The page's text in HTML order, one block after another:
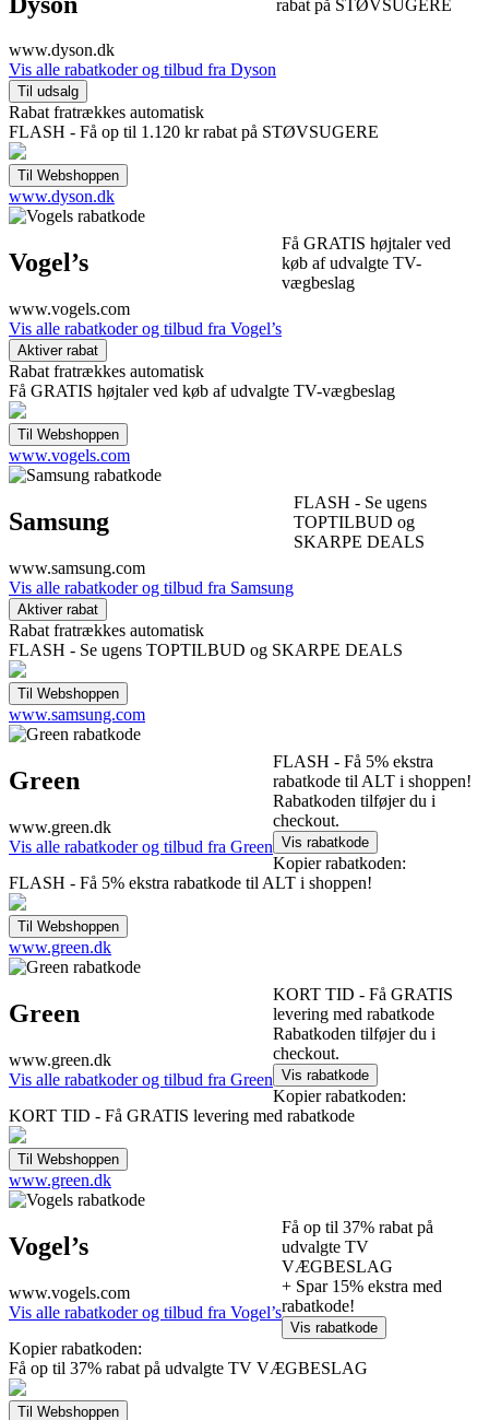
www.dyson.dk
Vis alle rabatkoder og tilbud fra Dyson
rabat på STØVSUGERE
Rabat fratrækkes automatisk
FLASH - Få op til 1.120 kr rabat på STØVSUGERE
www.dyson.dk
Vogel’s
www.vogels.com
Vis alle rabatkoder og tilbud fra Vogel’s
Få GRATIS højtaler ved
køb af udvalgte TV-
vægbeslag
Rabat fratrækkes automatisk
Få GRATIS højtaler ved køb af udvalgte TV-vægbeslag
www.vogels.com
Samsung
www.samsung.com
Vis alle rabatkoder og tilbud fra Samsung
FLASH - Se ugens
TOPTILBUD og
SKARPE DEALS
Rabat fratrækkes automatisk
FLASH - Se ugens TOPTILBUD og SKARPE DEALS
www.samsung.com
Green
www.green.dk
Vis alle rabatkoder og tilbud fra Green
FLASH - Få 5% ekstra
rabatkode til ALT i shoppen!
Rabatkoden tilføjer du i
checkout.
Kopier rabatkoden:
FLASH - Få 5% ekstra rabatkode til ALT i shoppen!
www.green.dk
Green
www.green.dk
Vis alle rabatkoder og tilbud fra Green
KORT TID - Få GRATIS
levering med rabatkode
Rabatkoden tilføjer du i
checkout.
Kopier rabatkoden:
KORT TID - Få GRATIS levering med rabatkode
www.green.dk
Vogel’s
www.vogels.com
Vis alle rabatkoder og tilbud fra Vogel’s
Få op til 37% rabat på
udvalgte TV
VÆGBESLAG
+ Spar 15% ekstra med
rabatkode!
Kopier rabatkoden:
Få op til 37% rabat på udvalgte TV VÆGBESLAG